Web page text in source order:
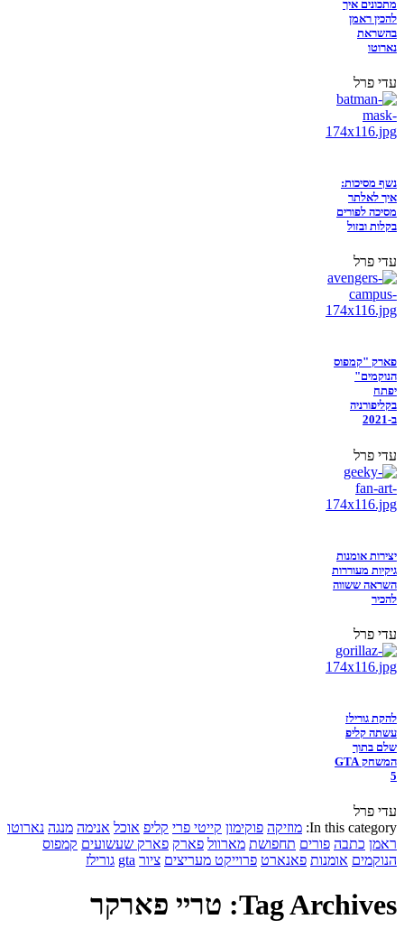
מתכונים איך
להכין ראמן
בהשראת
נארוטו
עדי פרל
נשף מסיכות:
איך לאלתר
מסיכה לפורים
בקלות ובזול
עדי פרל
פארק "קמפוס
הנוקמים"
יפתח
בקליפורניה
ב-2021
עדי פרל
יצירות אומנות
גיקיות מעוררות
השראה ששווה
להכיר
עדי פרל
להקת גורילז
עשתה קליפ
שלם בתוך
המשחק GTA
5
עדי פרל
In this category: מוזיקה פוקימון קייטי פרי קליפ אוכל אנימה מנגה נארוטו
ראמן כתבה פורים תחפושת מארוול פארק פארק שעשועים קמפוס
הנוקמים אומנות פאנארט פרוייקט מעריצים ציור gta גורילז
Tag Archives: טריי פארקר